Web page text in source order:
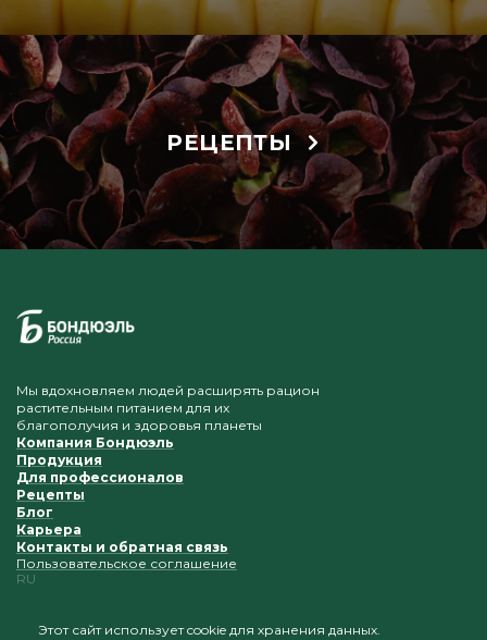
РЕЦЕПТЫ
Мы вдохновляем людей расширять рацион
растительным питанием для их
благополучия и здоровья планеты
Компания Бондюэль
Продукция
Для профессионалов
Рецепты
Блог
Карьера
Контакты и обратная связь
Пользовательское соглашение
RU
Этот сайт использует cookie для хранения данных.